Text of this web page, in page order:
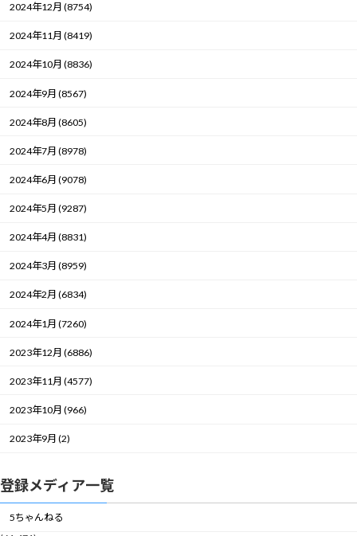
2024年12月 (8754)
2024年11月 (8419)
2024年10月 (8836)
2024年9月 (8567)
2024年8月 (8605)
2024年7月 (8978)
2024年6月 (9078)
2024年5月 (9287)
2024年4月 (8831)
2024年3月 (8959)
2024年2月 (6834)
2024年1月 (7260)
2023年12月 (6886)
2023年11月 (4577)
2023年10月 (966)
2023年9月 (2)
登録メディア一覧
5ちゃんねる